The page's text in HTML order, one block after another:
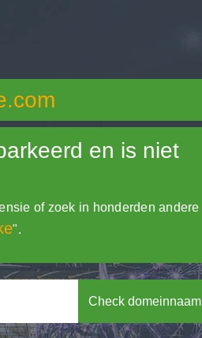
en is niet
of zoek in honderden andere
".
Check domeinnaam